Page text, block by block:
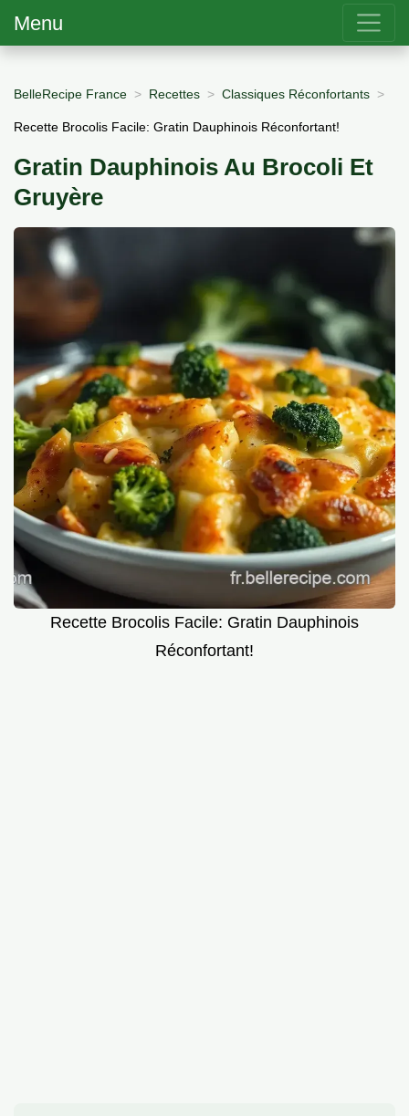
Menu
BelleRecipe France Recettes Classiques Réconfortants
Recette Brocolis Facile: Gratin Dauphinois Réconfortant!
Gratin Dauphinois Au Brocoli Et
Gruyère
Recette Brocolis Facile: Gratin Dauphinois
Réconfortant!